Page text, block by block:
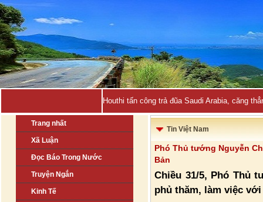
Việt Na_
Trang nhất
Xã Luận
Đọc Báo Trong Nước
Truyện Ngắn
Kinh Tế
Tin Việt Nam
Phó Thủ tướng Nguyễn
Bản
Chiều 31/5, Phó Thủ
phủ thăm, làm việc